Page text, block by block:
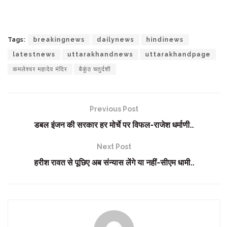
Tags: breakingnews dailynews hindinews
latestnews uttarakhandnews uttarakhandpage
कमलेश्वर महादेव मंदिर बैकुंठ चतुर्दशी
Previous Post
डबल इंजन की सरकार हर मोर्चे पर विफल-राजेश धर्माणी..
Next Post
हरीश रावत से पूछिए अब संन्यास लेंगे या नहीं-सीएम धामी..